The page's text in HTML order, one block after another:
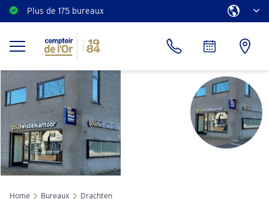
Plus de 175 bureaux
Home Bureaux Drachten